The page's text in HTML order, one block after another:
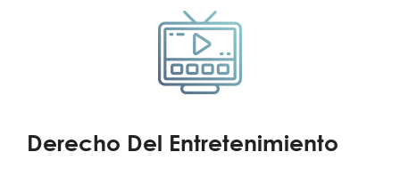
Derecho Del Entretenimiento